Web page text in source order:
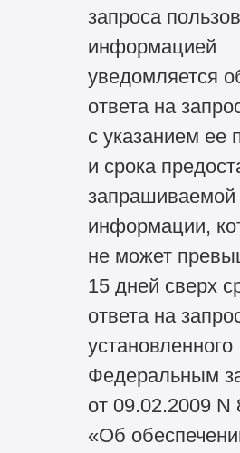
запроса
информацией
уведомляется
ответа на
с указанием ее
и срока
запрашиваемой
информации,
не может
15 дней сверх
ответа на
установленного
Федеральным
от 09.02.2009 N
«Об